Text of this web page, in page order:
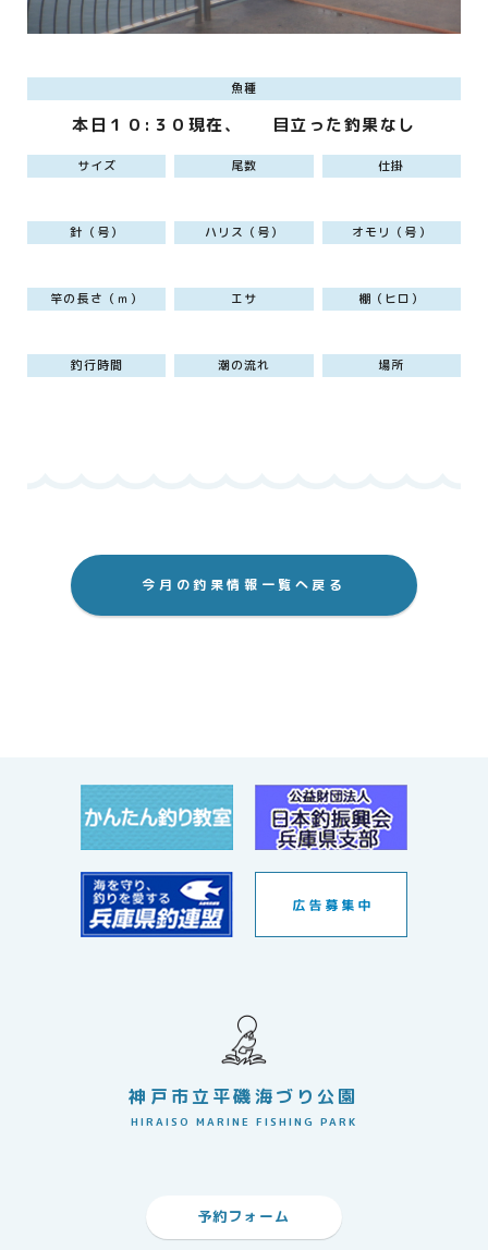
魚種
本日１０:３０現在、 目立った釣果なし
サイズ 尾数 仕掛
針（号） ハリス（号） オモリ（号）
竿の長さ（ｍ） エサ 棚（ヒロ）
釣行時間 潮の流れ 場所
今月の釣果情報一覧へ戻る
神戸市立平磯海づり公園
HIRAISO MARINE FISHING PARK
予約フォーム